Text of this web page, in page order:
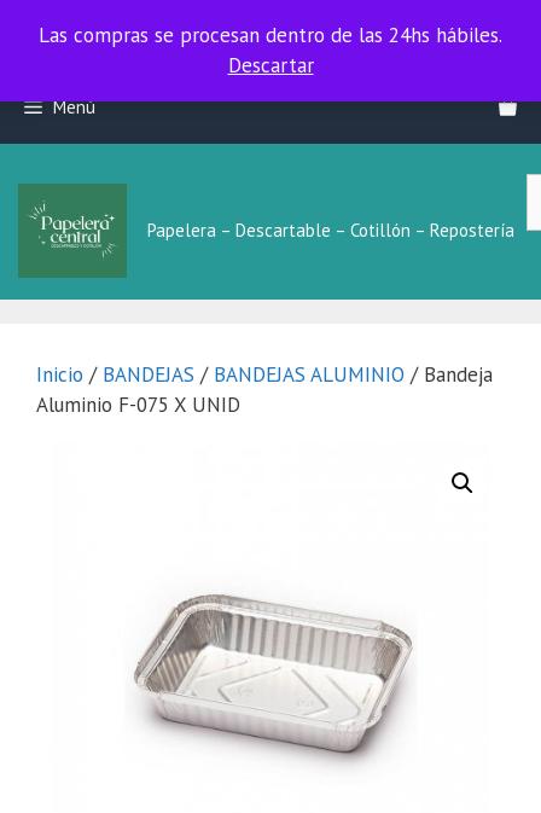
Las compras se procesan dentro de las 24hs hábiles.
Las compras se procesan dentro de las 24hs hábiles.
Descartar
contenido
Menú
Papelera – Descartable – Cotillón – Repostería
Inicio / BANDEJAS / BANDEJAS ALUMINIO / Bandeja
Aluminio F-075 X UNID